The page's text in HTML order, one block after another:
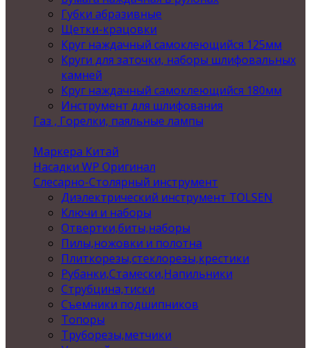
Губки абразивные
Щетки-крацовки
Круг наждачный самоклеющийся 125мм
Круги для заточки, наборы шлифовальных
камней
Круг наждачный самоклеющийся 180мм
Инструмент для шлифования
Газ , Горелки, паяльные лампы
Маркера Китай
Насадки WP Оригинал
Слесарно-Столярный инструмент
Диэлектрический инструмент TOLSEN
Ключи и наборы
Отвертки,биты,наборы
Пилы,ножовки и полотна
Плиткорезы,стеклорезы,крестики
Рубанки,Стамески,Напильники
Струбцина,тиски
Съемники подшипников
Топоры
Труборезы,метчики